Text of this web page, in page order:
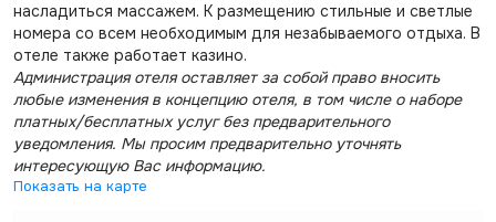
насладиться массажем. К размещению стильные и светлые
номера со всем необходимым для незабываемого отдыха. В
отеле также работает казино.
Администрация отеля оставляет за собой право вносить
любые изменения в концепцию отеля, в том числе о наборе
платных/бесплатных услуг без предварительного
уведомления. Мы просим предварительно уточнять
интересующую Вас информацию.
Показать на карте